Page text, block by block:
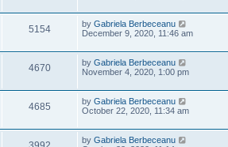
w
s
t
e
w
s
t
p
o
t
5154V
e
w
L
a
t
p
o
t
by Gabriela Berbeceanu
December 9, 2020, 11:46 am
4670V
w
L
a
t
p
o
t
by Gabriela Berbeceanu
November 4, 2020, 1:00 pm
4685
L
a
t
p
by Gabriela Berbeceanu
October 22, 2020, 11:34 am
L
by Gabriela Berbeceanu